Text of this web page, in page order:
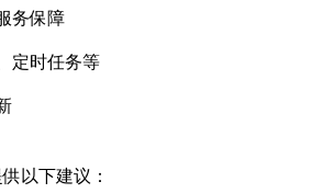
务保障
定时任务等
以下建议：